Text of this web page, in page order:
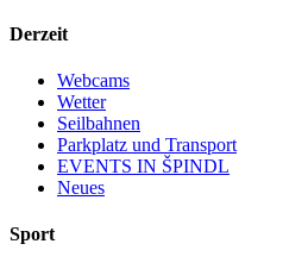
Derzeit
Webcams
Wetter
Seilbahnen
Parkplatz und Transport
EVENTS IN ŠPINDL
Neues
Sport